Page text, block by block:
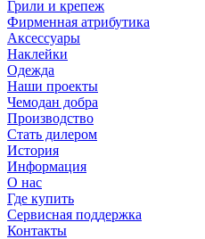
Грили и крепеж
Фирменная атрибутика
Аксессуары
Наклейки
Одежда
Наши проекты
Чемодан добра
Производство
Стать дилером
История
Информация
О нас
Где купить
Сервисная поддержка
Контакты